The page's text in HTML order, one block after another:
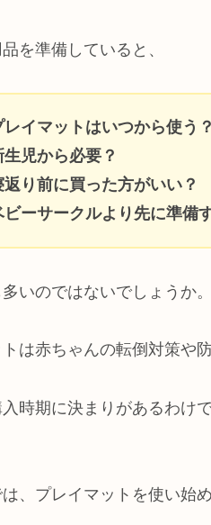
を準備していると、
レイマットはいつから使う？
生児から必要？
返り前に買った方がいい？
ビーサークルより先に準備
いのではないでしょうか。
は赤ちゃんの転倒対策や
入時期に決まりがあるわけ
、プレイマットを使い始